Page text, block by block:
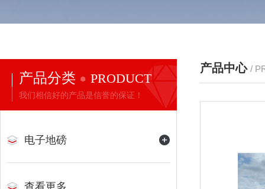
产品分类 PRODUCT
我们相信好的产品是信誉的保证！
电子地磅
查看更多
产品中心 /